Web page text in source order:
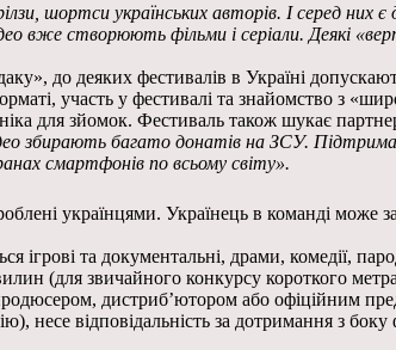
шортси українських авторів. І серед них
вже створюють фільми і серіали. Деякі
до деяких фестивалів в Україні
участь у фестивалі та знайомство з
для зйомок. Фестиваль також шукає
збирають багато донатів на ЗСУ.
смартфонів по всьому світу».
українцями. Українець в команді може
та документальні, драми, комедії,
(для звичайного конкурсу короткого
дистриб’ютором або офіційним
несе відповідальність за дотримання з